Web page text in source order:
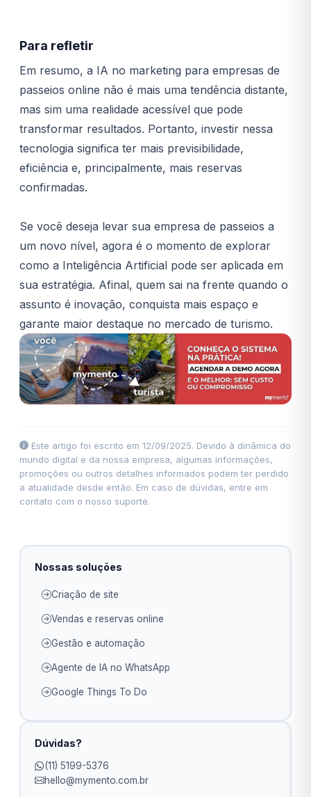
Para refletir
Em resumo, a IA no marketing para empresas de
passeios online não é mais uma tendência distante,
mas sim uma realidade acessível que pode
transformar resultados. Portanto, investir nessa
tecnologia significa ter mais previsibilidade,
eficiência e, principalmente, mais reservas
confirmadas.
Se você deseja levar sua empresa de passeios a
um novo nível, agora é o momento de explorar
como a Inteligência Artificial pode ser aplicada em
sua estratégia. Afinal, quem sai na frente quando o
assunto é inovação, conquista mais espaço e
garante maior destaque no mercado de turismo.
Este artigo foi escrito em 12/09/2025. Devido à dinâmica do
mundo digital e da nossa empresa, algumas informações,
promoções ou outros detalhes informados podem ter perdido
a atualidade desde então. Em caso de dúvidas, entre em
contato com o nosso suporte.
Nossas soluções
Criação de site
Vendas e reservas online
Gestão e automação
Agente de IA no WhatsApp
Google Things To Do
Dúvidas?
(11) 5199-5376
hello@mymento.com.br